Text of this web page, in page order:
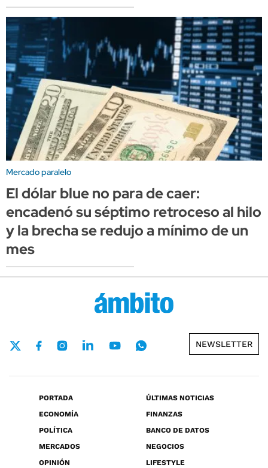
Mercado paralelo
El dólar blue no para de caer:
encadenó su séptimo retroceso al hilo
y la brecha se redujo a mínimo de un
mes
NEWSLETTER
PORTADA
ÚLTIMAS NOTICIAS
ECONOMÍA
FINANZAS
POLÍTICA
BANCO DE DATOS
MERCADOS
NEGOCIOS
OPINIÓN
LIFESTYLE